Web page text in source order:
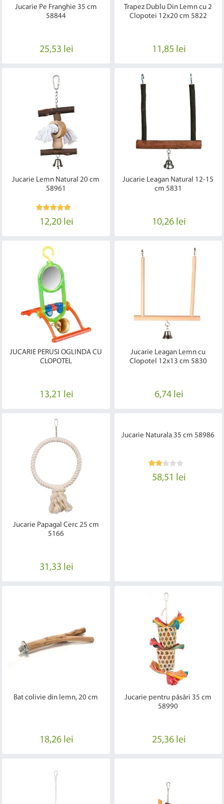
Jucarie Pe Franghie 35 cm
58844
25,53 lei
Trapez Dublu Din Lemn cu 2
Clopotei 12x20 cm 5822
11,85 lei
Jucarie Lemn Natural 20 cm
58961
12,20 lei
Jucarie Leagan Natural 12-15
cm 5831
10,26 lei
JUCARIE PERUSI OGLINDA CU
CLOPOTEL
13,21 lei
Jucarie Leagan Lemn cu
Clopotel 12x13 cm 5830
6,74 lei
Jucarie Papagal Cerc 25 cm
5166
31,33 lei
Jucarie Naturala 35 cm 58986
58,51 lei
Bat colivie din lemn, 20 cm
18,26 lei
Jucarie pentru păsări 35 cm
58990
25,36 lei